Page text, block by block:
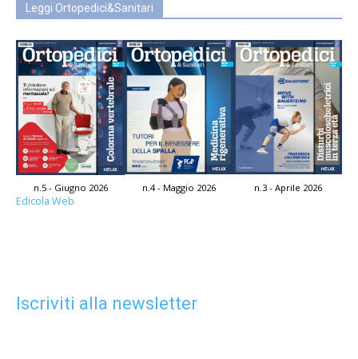
Leggi Ortopedici&Sanitari
n.5 - Giugno 2026 n.4 - Maggio 2026 n.3 - Aprile 2026
Edicola Web
Iscriviti alla newsletter